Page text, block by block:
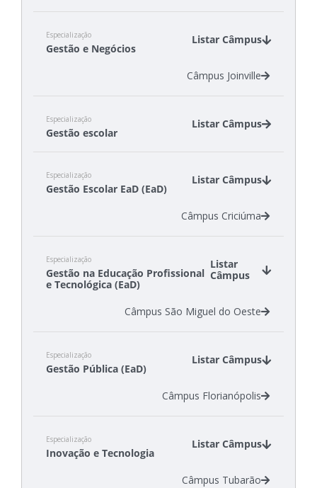
Câmpus Itajaí
Câmpus São Carlos
Especialização
Gestão e Negócios
Listar Câmpus
Câmpus Joinville
Especialização
Gestão escolar
Listar Câmpus
Câmpus Tubarão
Especialização
Gestão Escolar EaD (EaD)
Listar Câmpus
Câmpus Criciúma
Especialização
Gestão na Educação Profissional
e Tecnológica (EaD)
Listar
Câmpus
Câmpus São Miguel do Oeste
Especialização
Gestão Pública (EaD)
Listar Câmpus
Câmpus Florianópolis
Especialização
Inovação e Tecnologia
Listar Câmpus
Câmpus Tubarão